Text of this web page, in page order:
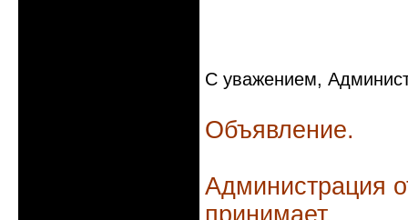
С уважением,
Объявление.
Администрация
принимает.